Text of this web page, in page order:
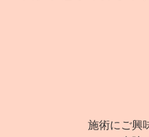
施術にご興